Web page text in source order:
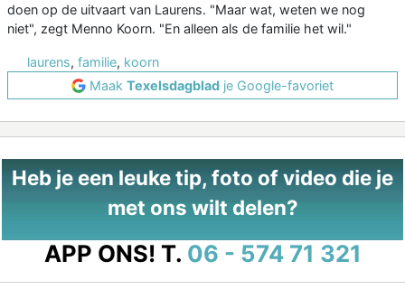
doen op de uitvaart van Laurens. "Maar wat, weten we nog
niet", zegt Menno Koorn. "En alleen als de familie het wil."
laurens, familie, koorn
Maak Texelsdagblad je Google-favoriet
Heb je een leuke tip, foto of video die je
met ons wilt delen?
APP ONS! T. 06 - 574 71 321